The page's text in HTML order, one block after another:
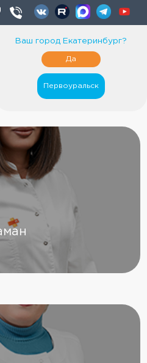
Ваш город Екатеринбург?
Да
Первоуральск